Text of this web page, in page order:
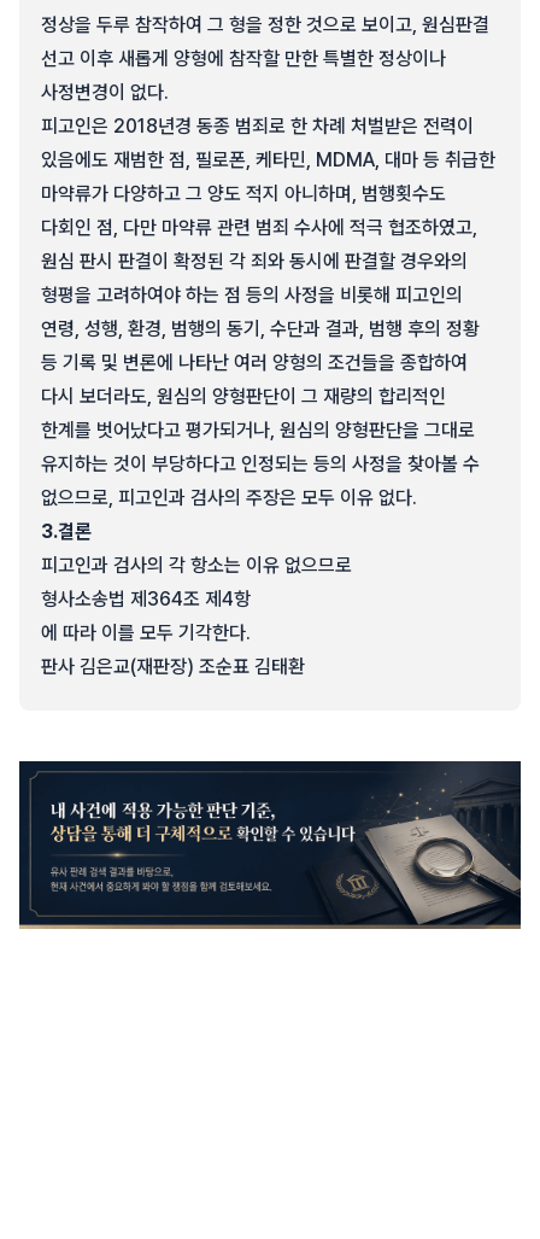
정상을 두루 참작하여 그 형을 정한 것으로 보이고, 원심판결
선고 이후 새롭게 양형에 참작할 만한 특별한 정상이나
사정변경이 없다.
피고인은 2018년경 동종 범죄로 한 차례 처벌받은 전력이
있음에도 재범한 점, 필로폰, 케타민, MDMA, 대마 등 취급한
마약류가 다양하고 그 양도 적지 아니하며, 범행횟수도
다회인 점, 다만 마약류 관련 범죄 수사에 적극 협조하였고,
원심 판시 판결이 확정된 각 죄와 동시에 판결할 경우와의
형평을 고려하여야 하는 점 등의 사정을 비롯해 피고인의
연령, 성행, 환경, 범행의 동기, 수단과 결과, 범행 후의 정황
등 기록 및 변론에 나타난 여러 양형의 조건들을 종합하여
다시 보더라도, 원심의 양형판단이 그 재량의 합리적인
한계를 벗어났다고 평가되거나, 원심의 양형판단을 그대로
유지하는 것이 부당하다고 인정되는 등의 사정을 찾아볼 수
없으므로, 피고인과 검사의 주장은 모두 이유 없다.
3.결론
피고인과 검사의 각 항소는 이유 없으므로
형사소송법 제364조 제4항
에 따라 이를 모두 기각한다.
판사 김은교(재판장) 조순표 김태환